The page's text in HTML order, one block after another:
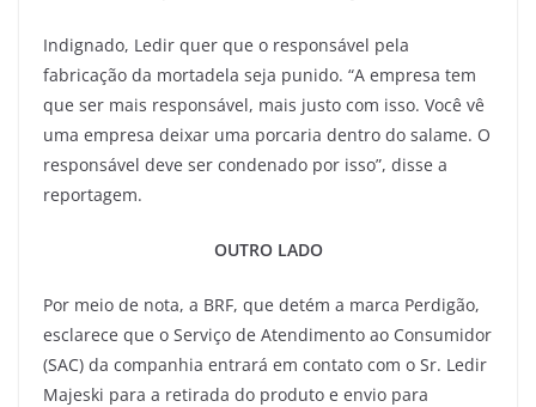
Indignado, Ledir quer que o responsável pela
fabricação da mortadela seja punido. “A empresa tem
que ser mais responsável, mais justo com isso. Você vê
uma empresa deixar uma porcaria dentro do salame. O
responsável deve ser condenado por isso”, disse a
reportagem.
OUTRO LADO
Por meio de nota, a BRF, que detém a marca Perdigão,
esclarece que o Serviço de Atendimento ao Consumidor
(SAC) da companhia entrará em contato com o Sr. Ledir
Majeski para a retirada do produto e envio para